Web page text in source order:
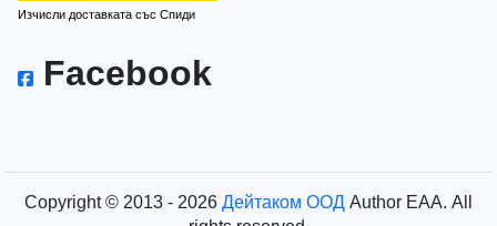
Изчисли доставката със Спиди
Facebook
Copyright © 2013 - 2026 Дейтаком ООД Author EAA. All